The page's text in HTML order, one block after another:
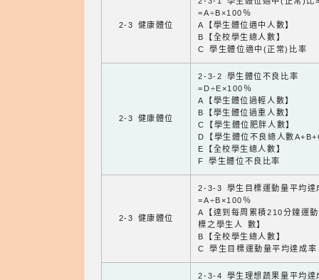
2-3 健康體位
=A÷B×100％
A【學生體位適中人數】
B【全校學生總人數】
C 學生體位適中(正常)比率
2-3 健康體位
2-3-2 學生體位不良比率
=D÷E×100％
A【學生體位過輕人數】
B【學生體位過重人數】
C【學生體位肥胖人數】
D【學生體位不良總人數
E【全校學生總人數】
F 學生體位不良比率
2-3 健康體位
2-3-3 學生目標運動量平均達
=A÷B×100％
A【達到每周累積210分鐘運
標之學生人 數】
B【全校學生總人數】
C 學生目標運動量平均達成率
2-3-4 學生理想蔬果量平均達